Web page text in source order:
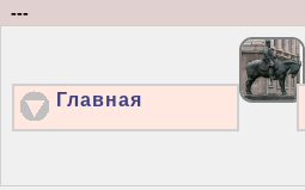
---
Главная